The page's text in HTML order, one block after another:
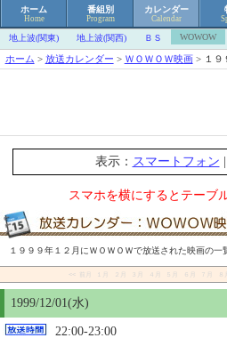
ホーム
Home
番組別
Program
カレンダー
Calendar
地上波(関東) 地上波(関西) ＢＳ WOWOW
ホーム > 放送カレンダー > ＷＯＷＯＷ映画> １９
表示： スマートフォン
スマホを横にするとテーブ
１９９９年１２月にＷＯＷＯＷで放送された映画の一
<< 前月 ２月 ３月 ４月 ５月 ７月 ８月
1999/12/01(水)
22:00-23:00